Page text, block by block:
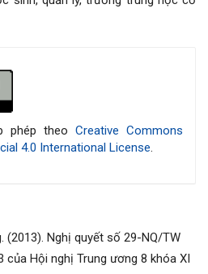
phép theo Creative Commons
4.0 International License.
(2013). Nghị quyết số 29-NQ/TW
của Hội nghị Trung ương 8 khóa XI